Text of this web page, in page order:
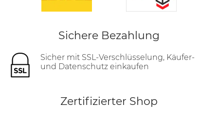
Sichere Bezahlung
Sicher mit SSL-Verschlüsselung, Käufer-
und Datenschutz einkaufen
Zertifizierter Shop